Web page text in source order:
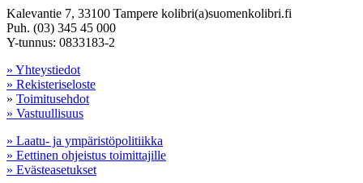
Kalevantie 7, 33100 Tampere kolibri(a)suomenkolibri.fi
Puh. (03) 345 45 000
Y-tunnus: 0833183-2
» Yhteystiedot
» Rekisteriseloste
» Toimitusehdot
» Vastuullisuus
» Laatu- ja ympäristöpolitiikka
» Eettinen ohjeistus toimittajille
» Evästeasetukset